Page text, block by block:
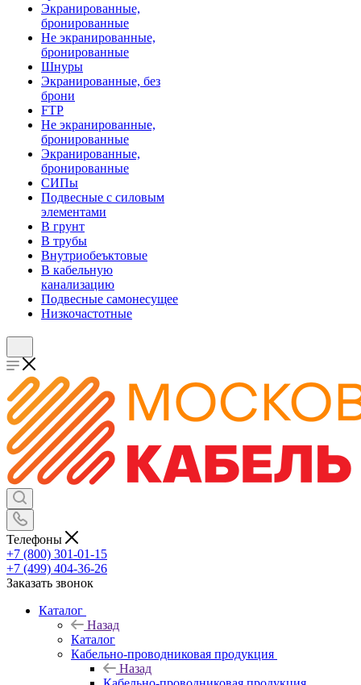
Экранированные,
бронированные
Не экранированные,
бронированные
Шнуры
Экранированные, без
брони
FTP
Не экранированные,
бронированные
Экранированные,
бронированные
СИПы
Подвесные с силовым
элементами
В грунт
В трубы
Внутриобеъктовые
В кабельную
канализацию
Подвесные самонесущее
Низкочастотные
Телефоны
+7 (800) 301-01-15
+7 (499) 404-36-26
Заказать звонок
Каталог
Назад
Каталог
Кабельно-проводниковая продукция
Назад